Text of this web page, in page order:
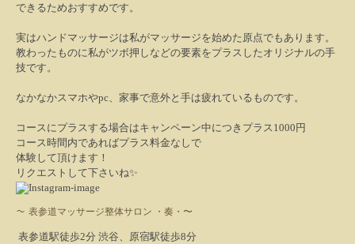
できるためおすすめです。
実はハンドマッサージは私がマッサージを始めた原点でもあります。
教わったものに私がツボ押しなどの要素をプラスしたオリジナルの手
技です。
なかなかスマホやpc 、家事で意外と手は疲れているものです。
コースにプラスする場合はキャンペーン中につきプラス 1000 円
コース時間内であればプラス料金なしで
体験して頂けます！
リクエストして下さいね✨
〜 表参道マ ッサージ整体サロン ・奏・〜
表参道駅徒歩2分 渋谷、原宿駅徒歩8分